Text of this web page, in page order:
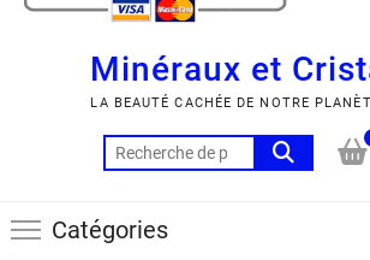
Minéraux et
LA BEAUTÉ CACHÉE DE NOTRE
Recherche
pour :
Catégories